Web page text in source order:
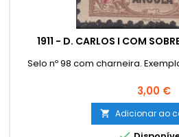
1911 - D. CARLOS I COM
Selo nº 98 com charneira.
Preço
3,00 €
 Adicionar ao